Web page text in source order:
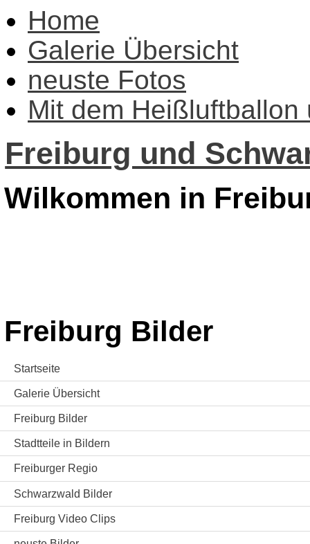
Home
Galerie Übersicht
neuste Fotos
Mit dem Heißluftballon
Freiburg und
Wilkommen in
Freiburg Bilder
Startseite
Galerie Übersicht
Freiburg Bilder
Stadtteile in Bildern
Freiburger Regio
Schwarzwald Bilder
Freiburg Video Clips